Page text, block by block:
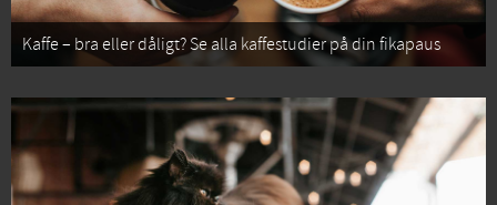
Kaffe – bra eller dåligt? Se alla kaffestudier på din fikapaus